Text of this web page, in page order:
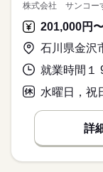
株式会社 サンコー
石川県金沢
就業時間１
水曜日，祝
詳